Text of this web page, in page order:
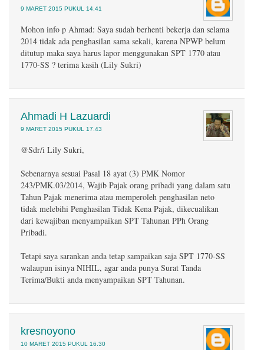
9 MARET 2015 PUKUL 14.41
Mohon info p Ahmad: Saya sudah berhenti bekerja dan selama
2014 tidak ada penghasilan sama sekali, karena NPWP belum
ditutup maka saya harus lapor menggunakan SPT 1770 atau
1770-SS ? terima kasih (Lily Sukri)
Ahmadi H Lazuardi
9 MARET 2015 PUKUL 17.43
@Sdr/i Lily Sukri,
Sebenarnya sesuai Pasal 18 ayat (3) PMK Nomor
243/PMK.03/2014, Wajib Pajak orang pribadi yang dalam satu
Tahun Pajak menerima atau memperoleh penghasilan neto
tidak melebihi Penghasilan Tidak Kena Pajak, dikecualikan
dari kewajiban menyampaikan SPT Tahunan PPh Orang
Pribadi.
Tetapi saya sarankan anda tetap sampaikan saja SPT 1770-SS
walaupun isinya NIHIL, agar anda punya Surat Tanda
Terima/Bukti anda menyampaikan SPT Tahunan.
kresnoyono
10 MARET 2015 PUKUL 16.30